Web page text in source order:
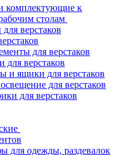
комплектующие к
столам
верстаков
для верстаков
для верстаков
и ящики для верстаков
для верстаков
для верстаков
для одежды, раздевалок